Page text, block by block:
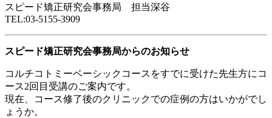
スピード矯正研究会事務局 担当深谷
TEL:03-5155-3909
スピード矯正研究会事務局からのお知らせ
コルチコトミーベーシックコースをすでに受けた先生方にコ
ース2回目受講のご案内です。
現在、コース修了後のクリニックでの症例の方はいかがでし
ょうか。